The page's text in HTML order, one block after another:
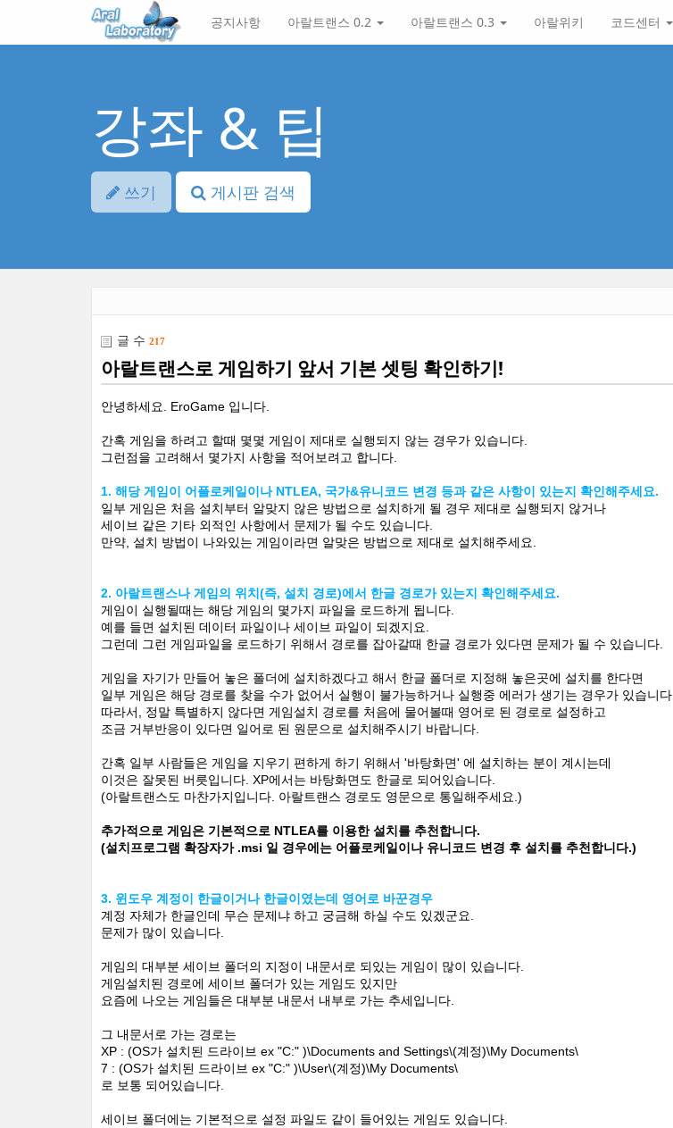
바
메
뉴
토
공지사항 아랄트랜스 0.2 아랄트랜스 0.3 아랄위키 코드센터
강좌 & 팁
쓰기 게시판 검색
글 수 217
아랄트랜스로 게임하기 앞서 기본 셋팅 확인하기!
안녕하세요. EroGame 입니다.
간혹 게임을 하려고 할때 몇몇 게임이 제대로 실행되지 않는 경우가 있습니다.
그런점을 고려해서 몇가지 사항을 적어보려고 합니다.
1. 해당 게임이 어플로케일이나 NTLEA, 국가&유니코드 변경 등과 같은 사항이 있는지 확인해주세요.
일부 게임은 처음 설치부터 알맞지 않은 방법으로 설치하게 될 경우 제대로 실행되지 않거나
세이브 같은 기타 외적인 사항에서 문제가 될 수도 있습니다.
만약, 설치 방법이 나와있는 게임이라면 알맞은 방법으로 제대로 설치해주세요.
2. 아랄트랜스나 게임의 위치(즉, 설치 경로)에서 한글 경로가 있는지 확인해주세요.
게임이 실행될때는 해당 게임의 몇가지 파일을 로드하게 됩니다.
예를 들면 설치된 데이터 파일이나 세이브 파일이 되겠지요.
그런데 그런 게임파일을 로드하기 위해서 경로를 잡아갈때 한글 경로가 있다면 문제가 될 수 있습니다.
게임을 자기가 만들어 놓은 폴더에 설치하겠다고 해서 한글 폴더로 지정해 놓은곳에 설치를 한다면
일부 게임은 해당 경로를 찾을 수가 없어서 실행이 불가능하거나 실행중 에러가 생기는 경우가 있습니다.
따라서, 정말 특별하지 않다면 게임설치 경로를 처음에 물어볼때 영어로 된 경로로 설정하고
조금 거부반응이 있다면 일어로 된 원문으로 설치해주시기 바랍니다.
간혹 일부 사람들은 게임을 지우기 편하게 하기 위해서 '바탕화면' 에 설치하는 분이 계시는데
이것은 잘못된 버릇입니다. XP에서는 바탕화면도 한글로 되어있습니다.
(아랄트랜스도 마찬가지입니다. 아랄트랜스 경로도 영문으로 통일해주세요.)
추가적으로 게임은 기본적으로 NTLEA를 이용한 설치를 추천합니다.
(설치프로그램 확장자가 .msi 일 경우에는 어플로케일이나 유니코드 변경 후 설치를 추천합니다.)
3. 윈도우 계정이 한글이거나 한글이였는데 영어로 바꾼경우
계정 자체가 한글인데 무슨 문제냐 하고 궁금해 하실 수도 있겠군요.
문제가 많이 있습니다.
게임의 대부분 세이브 폴더의 지정이 내문서로 되있는 게임이 많이 있습니다.
게임설치된 경로에 세이브 폴더가 있는 게임도 있지만
요즘에 나오는 게임들은 대부분 내문서 내부로 가는 추세입니다.
그 내문서로 가는 경로는
XP : (OS가 설치된 드라이브 ex "C:" )\Documents and Settings\(계정)\My Documents\
7 : (OS가 설치된 드라이브 ex "C:" )\User\(계정)\My Documents\
로 보통 되어있습니다.
세이브 폴더에는 기본적으로 설정 파일도 같이 들어있는 게임도 있습니다.